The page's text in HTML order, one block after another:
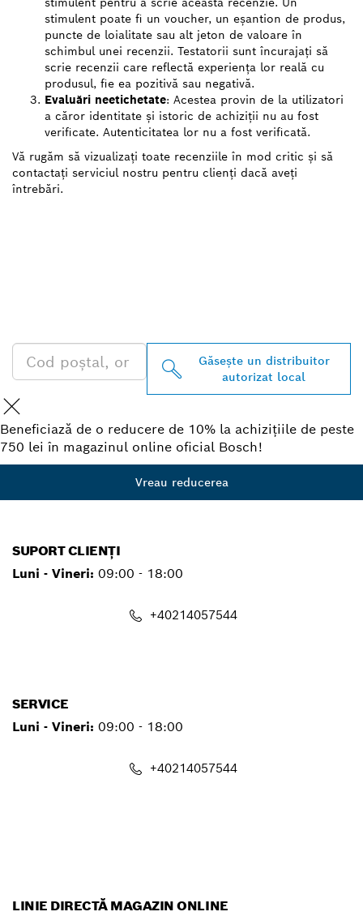
stimulent poate fi un voucher, un eșantion de produs,
puncte de loialitate sau alt jeton de valoare în
schimbul unei recenzii. Testatorii sunt încurajați să
scrie recenzii care reflectă experiența lor reală cu
produsul, fie ea pozitivă sau negativă.
Evaluări neetichetate: Acestea provin de la utilizatori
a căror identitate și istoric de achiziții nu au fost
verificate. Autenticitatea lor nu a fost verificată.
Vă rugăm să vizualizați toate recenziile în mod critic și să
contactați serviciul nostru pentru clienți dacă aveți
întrebări.
Găseşte un distribuitor
autorizat local
Beneficiază de o reducere de 10% la achizițiile de peste
750 lei în magazinul online oficial Bosch!
Vreau reducerea
SUPORT CLIENȚI
Luni - Vineri: 09:00 - 18:00
+40214057544
SERVICE
Luni - Vineri: 09:00 - 18:00
+40214057544
LINIE DIRECTĂ MAGAZIN ONLINE